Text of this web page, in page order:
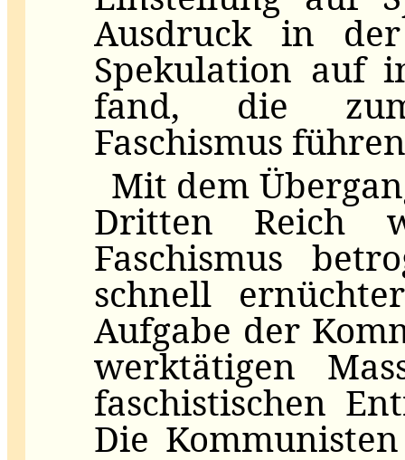
Ausdruck in der
Spekulation auf
fand, die
Faschismus
Mit dem
Dritten Reich
Faschismus
schnell
Aufgabe der
werktätigen
faschistischen
Die